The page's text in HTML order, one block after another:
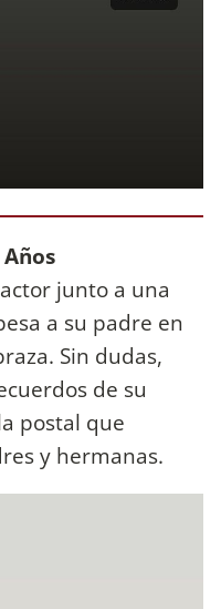
junto a una
a su padre en
Sin dudas,
de su
postal que
y hermanas.